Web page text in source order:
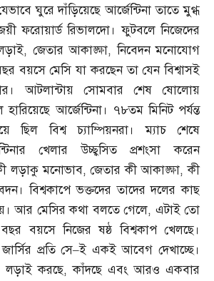
ঘুরে দাঁড়িয়েছে আর্জেন্টিনা তাতে মুগ্ধ
জয়ী ফরোয়ার্ড রিভালদো। ফুটবলে নিজেদের
, জেতার আকাঙ্ক্ষা,নিবেদন মনোযোগ
বয়সে মেসি যা করছেন তা যেন বিশ্বাসই
আটলান্টায় সোমবার শেষ ষোলোয়
আর্জেন্টিনা। ৭৮তম মিনিট পর্যন্ত
ছিল বিশ্ব চ্যাম্পিয়নরা। ম্যাচ শেষে
খেলার উচ্ছ্বসিত প্রশংসা করেন
লড়াকু মনোভাব,জেতার কী আকাঙ্ক্ষা,কী
বিশ্বকাপে ভক্তদের তাদের দলের কাছ
আর মেসির কথা বলতে গেলে, এটাই তো
বয়সে নিজের ষষ্ঠ বিশ্বকাপ খেলছে।
প্রতি সে–ই একই আবেগ দেখাচ্ছে।
লড়াই করছে,কাঁদছে এবং আরও একবার